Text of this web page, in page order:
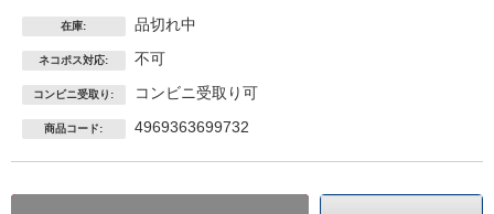
在庫: 品切れ中
ネコポス対応: 不可
コンビニ受取り: コンビニ受取り可
商品コード: 4969363699732